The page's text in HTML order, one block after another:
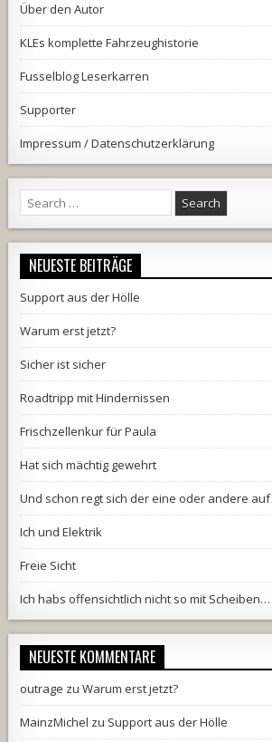
Über den Autor
KLEs komplette Fahrzeughistorie
Fusselblog Leserkarren
Supporter
Impressum / Datenschutzerklärung
Search
for:
NEUESTE BEITRÄGE
Support aus der Hölle
Warum erst jetzt?
Sicher ist sicher
Roadtripp mit Hindernissen
Frischzellenkur für Paula
Hat sich mächtig gewehrt
Und schon regt sich der eine oder andere auf
Ich und Elektrik
Freie Sicht
Ich habs offensichtlich nicht so mit Scheiben…
NEUESTE KOMMENTARE
outrage zuWarum erst jetzt?
MainzMichel zu Support aus der Hölle